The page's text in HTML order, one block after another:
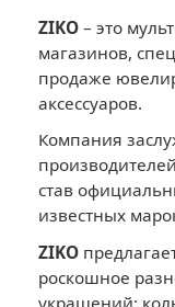
ZIKO – это
магазинов,
продаже
аксессуаров.
Компания
став
известных
ZIKO
роскошное
украшений: